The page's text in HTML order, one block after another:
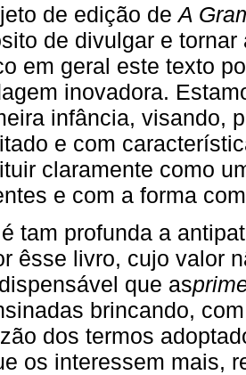
de edição deA
de divulgar e
em geral este texto
inovadora.
infância, visando,
e com
claramente como
e com a forma
tam profunda a
êsse livro, cujo valor
que as
brincando,
dos termos
os interessem mais,